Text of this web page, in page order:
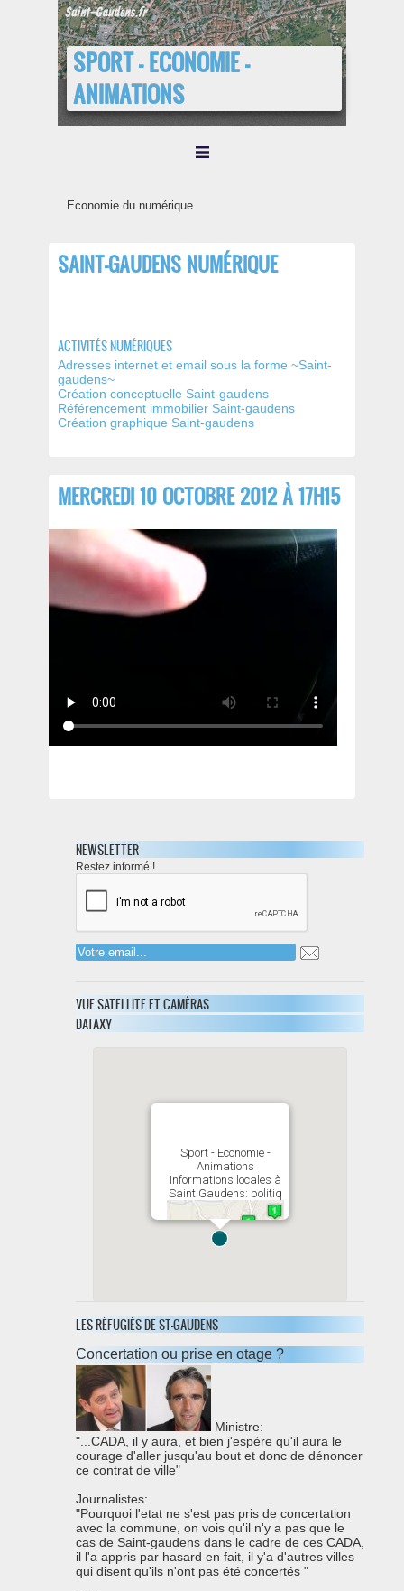
SPORT - ECONOMIE -
ANIMATIONS
Economie du numérique
SAINT-GAUDENS NUMÉRIQUE
ACTIVITÉS NUMÉRIQUES
Adresses internet et email sous la forme ~Saint-
gaudens~
Création conceptuelle Saint-gaudens
Référencement immobilier Saint-gaudens
Création graphique Saint-gaudens
MERCREDI 10 OCTOBRE 2012 À 17H15
NEWSLETTER
Restez informé !
VUE SATELLITE ET CAMÉRAS
DATAXY
Sport - Economie -
Animations
Informations locales à
Saint Gaudens: politiq
31800 saint-gaudens
0562001779
LES RÉFUGIÉS DE ST-GAUDENS
Concertation ou prise en otage ?
Ministre:
"...CADA, il y aura, et bien j'espère qu'il aura le
courage d'aller jusqu'au bout et donc de dénoncer
ce contrat de ville"
Journalistes:
"Pourquoi l'etat ne s'est pas pris de concertation
avec la commune, on vois qu'il n'y a pas que le
cas de Saint-gaudens dans le cadre de ces CADA,
il l'a appris par hasard en fait, il y'a d'autres villes
qui disent qu'ils n'ont pas été concertés "